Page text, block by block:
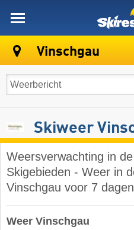
Vinschgau
Skiweer
Weersverwachting in
Skigebieden - Weer in
Vinschgau voor 7 dagen
Weer Vinschgau